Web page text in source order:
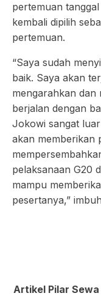
pertemuan
kembali dipilih
pertemuan.
“Saya sudah
baik. Saya akan
mengarahkan dan
berjalan dengan
Jokowi sangat
akan memberikan
pelaksanaan G20
mampu
pesertanya,”
Artikel Pilar